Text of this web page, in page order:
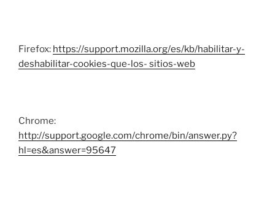
Firefox: https://support.mozilla.org/es/kb/habilitar-y-
deshabilitar-cookies-que-los- sitios-web
Chrome:
http://support.google.com/chrome/bin/answer.py?
hl=es&answer=95647